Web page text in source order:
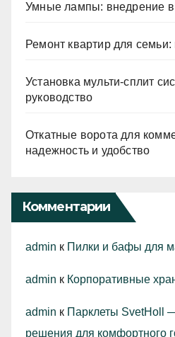
Умные лампы: внедрение в
Ремонт квартир для семьи:
Установка мульти-сплит
руководство
Откатные ворота для
надежность и удобство
Комментарии
admin к Пилки и бафы для
admin к Корпоративные
admin к Парклеты SvetHoll
решения для комфортного